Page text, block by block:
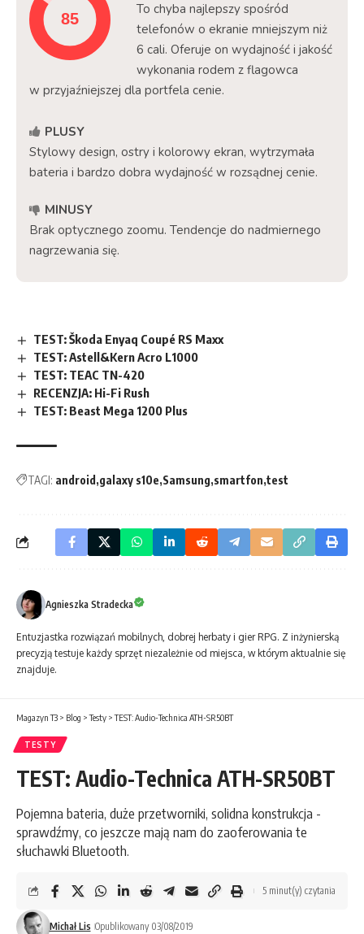
To chyba najlepszy spośród
telefonów o ekranie mniejszym niż
6 cali. Oferuje on wydajność i jakość
wykonania rodem z flagowca
w przyjaźniejszej dla portfela cenie.
PLUSY
Stylowy design, ostry i kolorowy ekran, wytrzymała
bateria i bardzo dobra wydajność w rozsądnej cenie.
MINUSY
Brak optycznego zoomu. Tendencje do nadmiernego
nagrzewania się.
TEST: Škoda Enyaq Coupé RS Maxx
TEST: Astell&Kern Acro L1000
TEST: TEAC TN-420
RECENZJA: Hi-Fi Rush
TEST: Beast Mega 1200 Plus
TAGI: android galaxy s10e Samsung smartfon test
Agnieszka Stradecka
Entuzjastka rozwiązań mobilnych, dobrej herbaty i gier RPG. Z inżynierską
precyzją testuje każdy sprzęt niezależnie od miejsca, w którym aktualnie się
znajduje.
Magazyn T3 > Blog >Testy >TEST: Audio-Technica ATH-SR50BT
TESTY
TEST: Audio-Technica ATH-SR50BT
Pojemna bateria, duże przetworniki, solidna konstrukcja -
sprawdźmy, co jeszcze mają nam do zaoferowania te
słuchawki Bluetooth.
Michał Lis Opublikowany 03/08/2019
5 minut(y) czytania